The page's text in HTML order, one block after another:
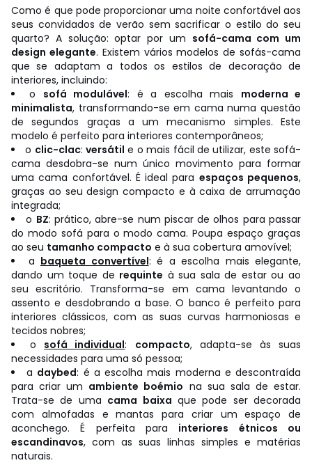
Como é que pode proporcionar uma noite confortável aos
seus convidados de verão sem sacrificar o estilo do seu
quarto? A solução: optar por um sofá-cama com um
design elegante. Existem vários modelos de sofás-cama
que se adaptam a todos os estilos de decoração de
interiores, incluindo:
o sofá modulável: é a escolha mais moderna e
minimalista, transformando-se em cama numa questão
de segundos graças a um mecanismo simples. Este
modelo é perfeito para interiores contemporâneos;
o clic-clac:versátil e o mais fácil de utilizar, este sofá-
cama desdobra-se num único movimento para formar
uma cama confortável. É ideal para espaços pequenos,
graças ao seu design compacto e à caixa de arrumação
integrada;
o BZ: prático, abre-se num piscar de olhos para passar
do modo sofá para o modo cama. Poupa espaço graças
ao seu tamanho compacto e à sua cobertura amovível;
a baqueta convertível: é a escolha mais elegante,
dando um toque de requinte à sua sala de estar ou ao
seu escritório. Transforma-se em cama levantando o
assento e desdobrando a base. O banco é perfeito para
interiores clássicos, com as suas curvas harmoniosas e
tecidos nobres;
o sofá individual: compacto, adapta-se às suas
necessidades para uma só pessoa;
a daybed: é a escolha mais moderna e descontraída
para criar um ambiente boémio na sua sala de estar.
Trata-se de uma cama baixa que pode ser decorada
com almofadas e mantas para criar um espaço de
aconchego. É perfeita para interiores étnicos ou
escandinavos, com as suas linhas simples e matérias
naturais.